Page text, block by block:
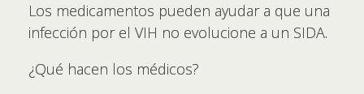
Los medicamentos pueden ayudar a que una
infección por el VIH no evolucione a un SIDA.
¿Qué hacen los médicos?